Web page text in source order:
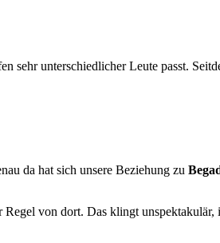
unterschiedlicher Leute passt.
da hat sich unsere Beziehung zu
von dort. Das klingt